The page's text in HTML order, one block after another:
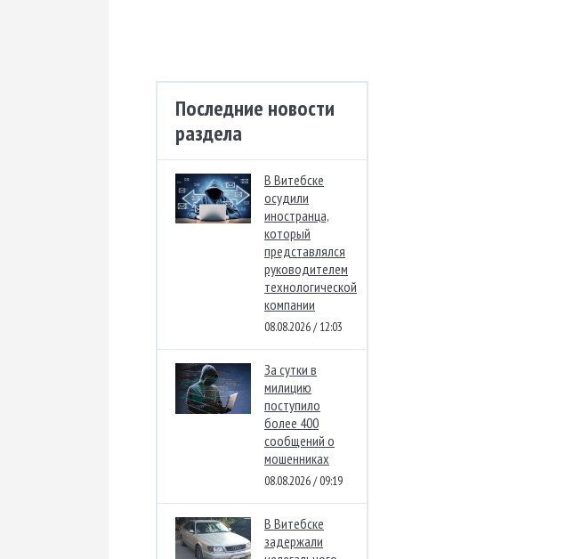
Последние новости
раздела
В Витебске
осудили
иностранца,
который
представлялся
руководителем
технологической
компании
08.08.2026 / 12:03
За сутки в
милицию
поступило
более 400
сообщений о
мошенниках
08.08.2026 / 09:19
В Витебске
задержали